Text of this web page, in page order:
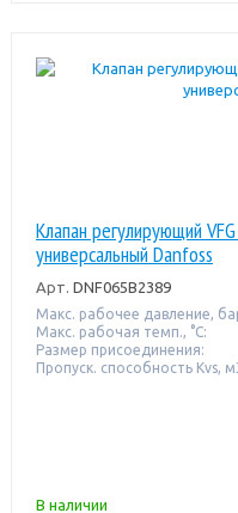
Клапан регулирующий
универсальный Danfoss
Арт. DNF065B2389
Макс. рабочее давление,
Макс. рабочая темп., °С:
Размер присоединения:
Пропуск. способность Kvs,
В наличии